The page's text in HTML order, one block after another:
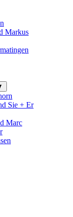
Markus
Sie + Er
Marc